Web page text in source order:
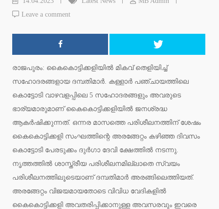
Leave a comment
രാജപുരം: കൈകൊട്ടിക്കളിയിൽ മികവ് തെളിയിച്ച്
സഹോദരങ്ങളായ ദമ്പതിമാർ. കള്ളാർ പഞ്ചായത്തിലെ
കൊട്ടോടി വാഴവളപ്പിലെ 5 സഹോദരങ്ങളും അവരുടെ
ഭാര്യമാരുമാണ് കൈകൊട്ടിക്കളിയിൽ ജനശ്രദ്ധ
ആകർഷിക്കുന്നത്. ഒന്നര മാസത്തെ പരിശീലനത്തിന് ശേഷം
കൈകൊട്ടിക്കളി സംഘത്തിന്റെ അരങ്ങേറ്റം കഴിഞ്ഞ ദിവസം
കൊട്ടോടി പേരടുക്കം ദുർഗാ ദേവി ക്ഷേത്തിൽ നടന്നു.
നൃത്തത്തിൽ ശാസ്ത്രീയ പരിശീലനമില്ലാതെ സ്വയം
പരിശീലനത്തിലൂടെയാണ് ദമ്പതിമാർ അരങ്ങിലെത്തിയത്.
അരങ്ങേറ്റം വിജയമായതോടെ വിവിധ വേദികളിൽ
കൈകൊട്ടിക്കളി അവതരിപ്പിക്കാനുള്ള അവസരവും ഇവരെ